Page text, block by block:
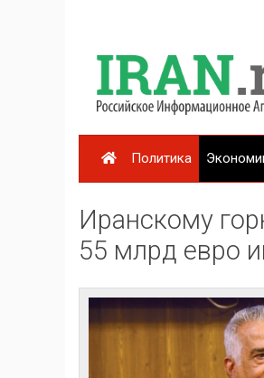
Политика
Иранскому
55 млрд евро